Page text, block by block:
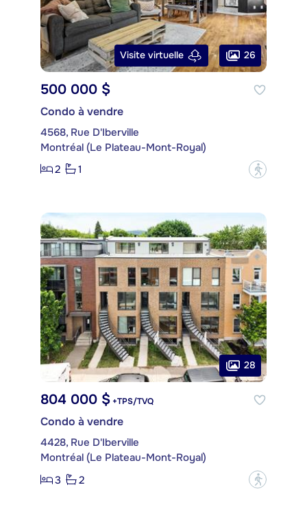
Visite virtuelle 26
500 000 $
Condo à vendre
4568, Rue D'Iberville
Montréal (Le Plateau-Mont-Royal)
2
1 ?
28
804 000 $ +TPS/TVQ
Condo à vendre
4428, Rue D'Iberville
Montréal (Le Plateau-Mont-Royal)
3
2 ?